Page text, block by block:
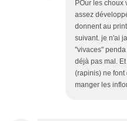
POur les choux
assez
donnent au
suivant. je n'ai
"vivaces"
déjà pas mal.
(rapinis) ne font
manger les